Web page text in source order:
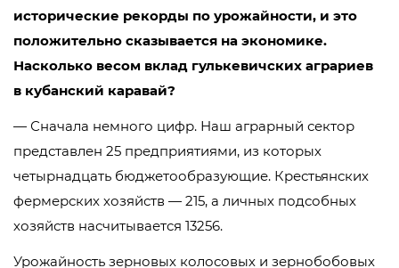
исторические рекорды по урожайности, и это
положительно сказывается на экономике.
Насколько весом вклад гулькевичских аграриев
в кубанский каравай?
— Сначала немного цифр. Наш аграрный сектор
представлен 25 предприятиями, из которых
четырнадцать бюджетообразующие. Крестьянских
фермерских хозяйств — 215, а личных подсобных
хозяйств насчитывается 13256.
Урожайность зерновых колосовых и зернобобовых